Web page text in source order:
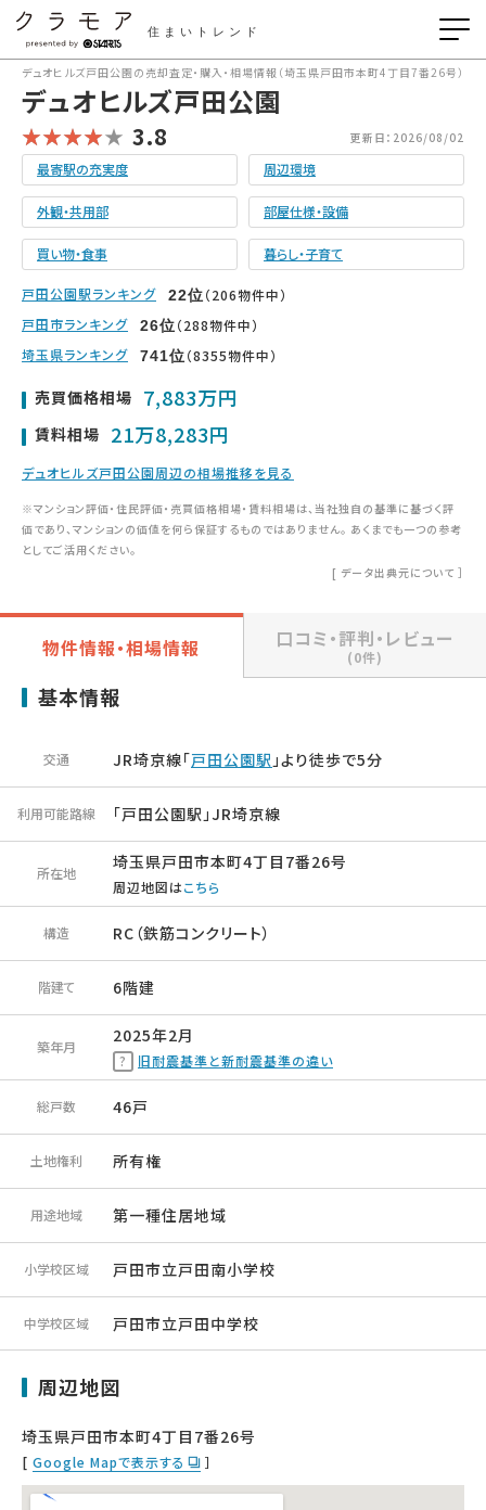
住まいトレンド
デュオヒルズ戸田公園の売却査定・購入・相場情報（埼玉県戸田市本町4丁目7番26号）
デュオヒルズ戸田公園
3.8 更新日：2026/08/02
最寄駅の充実度 周辺環境
外観・共用部 部屋仕様・設備
買い物・食事 暮らし・子育て
戸田公園駅ランキング 22位（206物件中）
戸田市ランキング
26位（288物件中）
埼玉県ランキング
741位（8355物件中）
売買価格相場 7,883万円
賃料相場 21万8,283円
デュオヒルズ戸田公園周辺の相場推移を見る
※マンション評価・住民評価・売買価格相場・賃料相場は、当社独自の基準に基づく評
価であり、マンションの価値を何ら保証するものではありません。 あくまでも一つの参考
としてご活用ください。
[ データ出典元について ］
物件情報・相場情報 口コミ・評判・レビュー
(0件)
基本情報
交通 JR埼京線「戸田公園駅 」より徒歩で5分
利用可能路線 「戸田公園駅」JR埼京線
所在地
埼玉県戸田市本町4丁目7番26号
周辺地図はこちら
構造 RC（鉄筋コンクリート）
階建て 6階建
築年月
2025年2月
旧耐震基準と新耐震基準の違い
総戸数 46戸
土地権利 所有権
用途地域 第一種住居地域
小学校区域 戸田市立戸田南小学校
中学校区域 戸田市立戸田中学校
周辺地図
埼玉県戸田市本町4丁目7番26号
[ Google Mapで表示する ］